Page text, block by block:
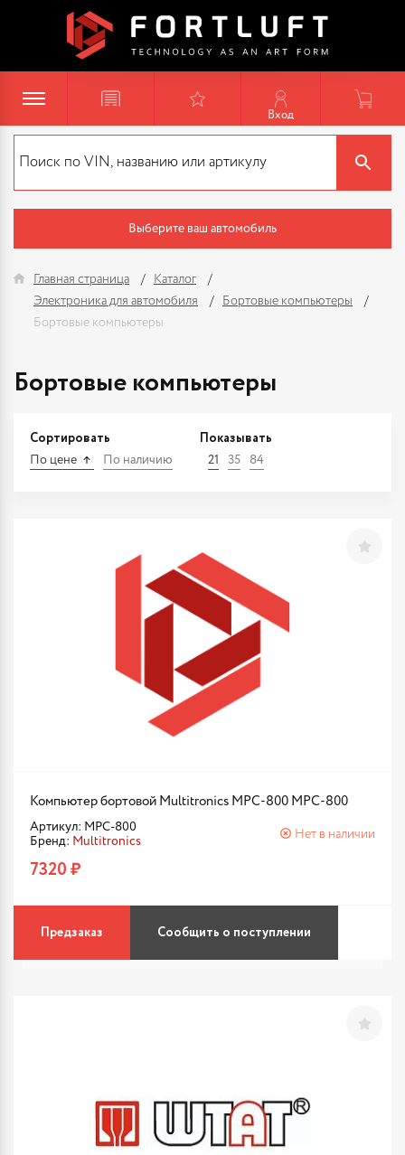
Вход
Выберите ваш автомобиль
Главная страница
Каталог
Электроника для автомобиля
Бортовые компьютеры
Бортовые компьютеры
Бортовые компьютеры
Сортировать
По цене По наличию
Показывать
21 35 84
Компьютер бортовой Multitronics MPC-800 MPC-800
Артикул: MPC-800
Бренд: Multitronics
Нет в наличии
7320 ₽
Предзаказ Сообщить о поступлении